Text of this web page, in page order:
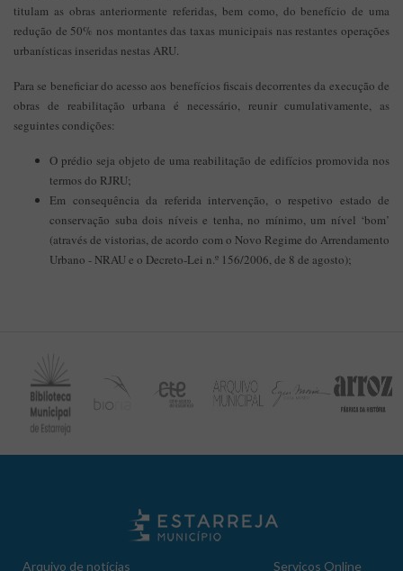
titulam as obras anteriormente referidas, bem como, do benefício de uma
redução de 50% nos montantes das taxas municipais nas restantes operações
urbanísticas inseridas nestas ARU.
Para se beneficiar do acesso aos benefícios fiscais decorrentes da execução de
obras de reabilitação urbana é necessário, reunir cumulativamente, as
seguintes condições:
O prédio seja objeto de uma reabilitação de edifícios promovida nos
termos do RJRU;
Em consequência da referida intervenção, o respetivo estado de
conservação suba dois níveis e tenha, no mínimo, um nível ‘bom’
(através de vistorias, de acordo com o Novo Regime do Arrendamento
Urbano - NRAU e o Decreto-Lei n.º 156/2006, de 8 de agosto);
Arquivo de notícias Serviços Online